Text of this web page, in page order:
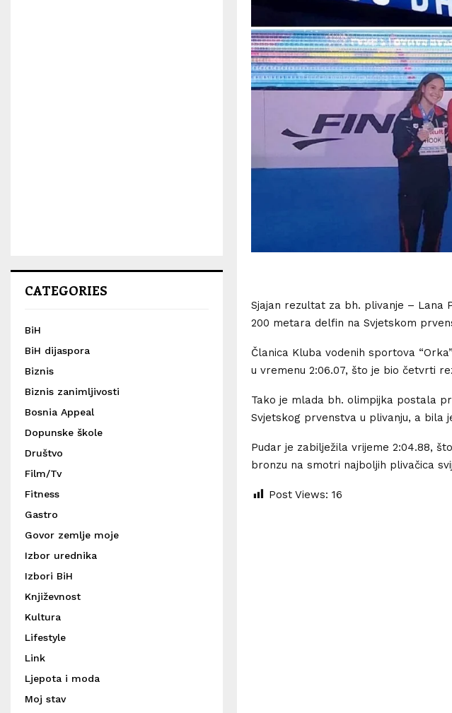
Sjajan rezultat za bh. plivanje – Lana
200 metara delfin na Svjetskom
Članica Kluba vodenih sportova
u vremenu 2:06.07, što je bio četvrti
Tako je mlada bh. olimpijka postala
Svjetskog prvenstva u plivanju, a bila
Pudar je zabilježila vrijeme 2:04.88,
bronzu na smotri najboljih plivačica
Post Views: 16
CATEGORIES
BiH
BiH dijaspora
Biznis
Biznis zanimljivosti
Bosnia Appeal
Dopunske škole
Društvo
Film/Tv
Fitness
Gastro
Govor zemlje moje
Izbor urednika
Izbori BiH
Književnost
Kultura
Lifestyle
Link
Ljepota i moda
Moj stav